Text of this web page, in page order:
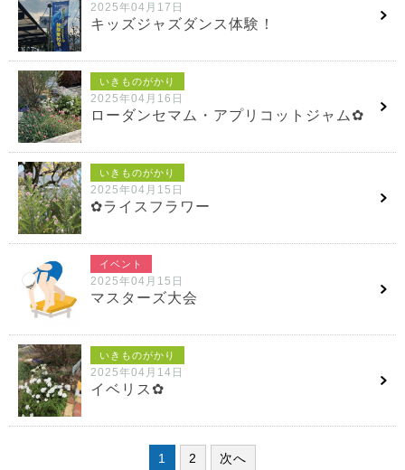
2025年04月17日
キッズジャズダンス体験！
いきものがかり
2025年04月16日
ローダンセマム・アプリコットジャム✿
いきものがかり
2025年04月15日
✿ライスフラワー
イベント
2025年04月15日
マスターズ大会
いきものがかり
2025年04月14日
イベリス✿
1 2 次へ